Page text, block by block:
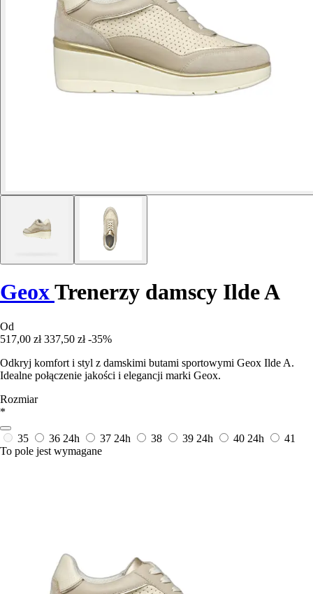
GeoxTrenerzy damscy Ilde A
Od
517,00 zł 337,50 zł -35%
Odkryj komfort i styl z damskimi butami sportowymi Geox Ilde A.
Idealne połączenie jakości i elegancji marki Geox.
Rozmiar
*
35 36 24h 37 24h 38 39 24h 40 24h
41
To pole jest wymagane